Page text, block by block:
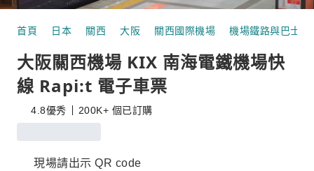
首頁 日本 關西 大阪 關西國際機場 機場鐵路與巴士
大阪關西機場 KIX 南海電鐵機場快
線 Rapi:t 電子車票
4.8優秀 200K+ 個已訂購
現場請出示 QR code